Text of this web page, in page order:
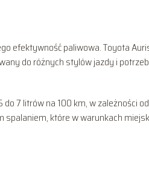
efektywność paliwowa. Toyota
do różnych stylów jazdy i potrzeb
7 litrów na 100 km, w zależności od
spalaniem, które w warunkach